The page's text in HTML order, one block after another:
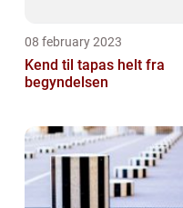
08 february 2023
Kend til tapas helt fra
begyndelsen